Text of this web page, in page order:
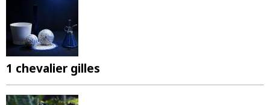
1 chevalier gilles